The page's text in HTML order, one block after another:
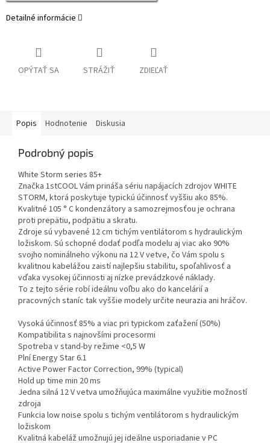
Detailné informácie
OPÝTAŤ SA STRÁŽIŤ ZDIEĽAŤ
Popis Hodnotenie Diskusia
Podrobný popis
White Storm series 85+
Značka 1stCOOL Vám prináša sériu napájacích zdrojov WHITE
STORM, ktorá poskytuje typickú účinnosť vyššiu ako 85%.
Kvalitné 105 ° C kondenzátory a samozrejmosťou je ochrana
proti prepätiu, podpätiu a skratu.
Zdroje sú vybavené 12 cm tichým ventilátorom s hydraulickým
ložiskom. Sú schopné dodať podľa modelu aj viac ako 90%
svojho nominálneho výkonu na 12 V vetve, čo Vám spolu s
kvalitnou kabelážou zaistí najlepšiu stabilitu, spoľahlivosť a
vďaka vysokej účinnosti aj nízke prevádzkové náklady.
To z tejto série robí ideálnu voľbu ako do kancelárií a
pracovných staníc tak vyššie modely určite neurazia ani hráčov.
Vysoká účinnosť 85% a viac pri typickom zaťažení (50%)
Kompatibilita s najnovšími procesormi
Spotreba v stand-by režime <0,5 W
Plní Energy Star 6.1
Active Power Factor Correction, 99% (typical)
Hold up time min 20 ms
Jedna silná 12 V vetva umožňujúca maximálne využitie možností
zdroja
Funkcia low noise spolu s tichým ventilátorom s hydraulickým
ložiskom
Kvalitná kabeláž umožnujú jej ideálne usporiadanie v PC